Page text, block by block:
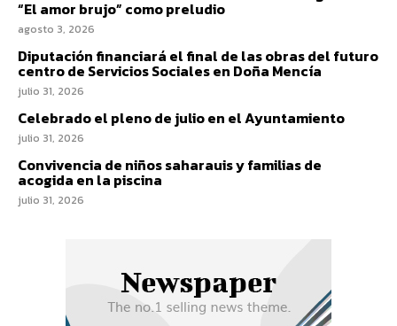
“El amor brujo” como preludio
agosto 3, 2026
Diputación financiará el final de las obras del futuro
centro de Servicios Sociales en Doña Mencía
julio 31, 2026
Celebrado el pleno de julio en el Ayuntamiento
julio 31, 2026
Convivencia de niños saharauis y familias de
acogida en la piscina
julio 31, 2026